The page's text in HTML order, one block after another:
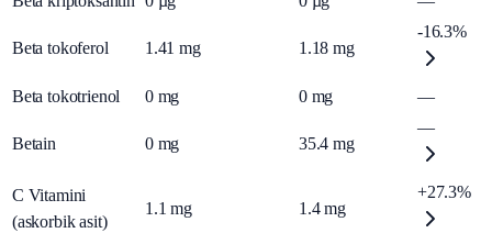
Beta tokoferol 1.41 mg 1.18 mg
-16.3%
Beta tokotrienol 0 mg 0 mg —
Betain 0 mg 35.4 mg
—
C Vitamini
(askorbik asit)
1.1 mg 1.4 mg
+27.3%